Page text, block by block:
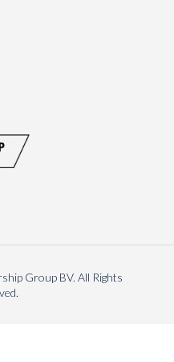
Group BV. All Rights